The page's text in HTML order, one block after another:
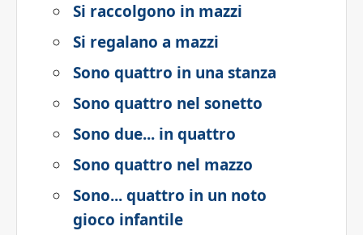
Si raccolgono in mazzi
Si regalano a mazzi
Sono quattro in una stanza
Sono quattro nel sonetto
Sono due... in quattro
Sono quattro nel mazzo
Sono... quattro in un noto
gioco infantile